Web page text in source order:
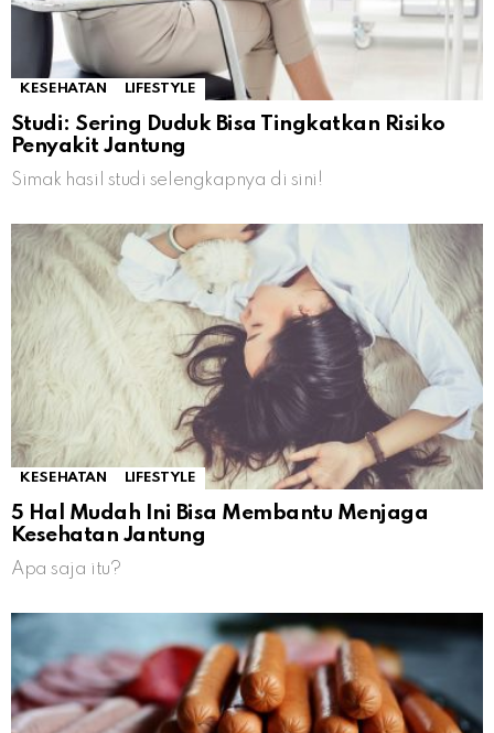
KESEHATAN LIFESTYLE
Studi: Sering Duduk Bisa Tingkatkan Risiko
Penyakit Jantung
Simak hasil studi selengkapnya di sini!
KESEHATAN LIFESTYLE
5 Hal Mudah Ini Bisa Membantu Menjaga
Kesehatan Jantung
Apa saja itu?